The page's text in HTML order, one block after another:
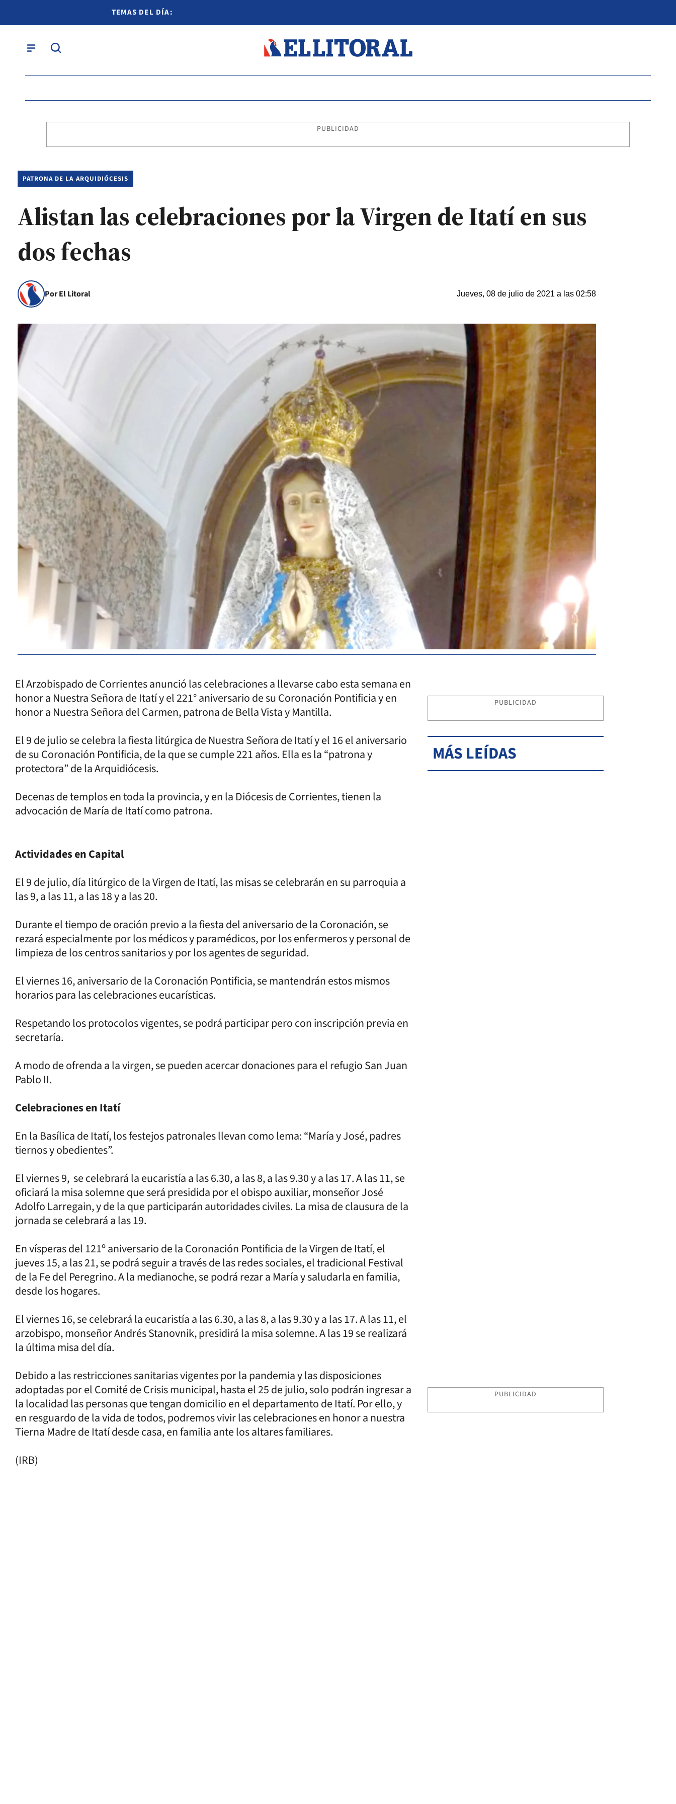
TEMAS DEL DÍA:
PUBLICIDAD
PATRONA DE LA ARQUIDIÓCESIS
Alistan las celebraciones por la Virgen de Itatí en sus
dos fechas
Por El Litoral Jueves, 08 de julio de 2021 a las 02:58
El Arzobispado de Corrientes anunció las celebraciones a llevarse cabo esta semana en
honor a Nuestra Señora de Itatí y el 221° aniversario de su Coronación Pontificia y en
honor a Nuestra Señora del Carmen, patrona de Bella Vista y Mantilla.
El 9 de julio se celebra la fiesta litúrgica de Nuestra Señora de Itatí y el 16 el aniversario
de su Coronación Pontificia, de la que se cumple 221 años. Ella es la “patrona y
protectora” de la Arquidiócesis.
Decenas de templos en toda la provincia, y en la Diócesis de Corrientes, tienen la
advocación de María de Itatí como patrona.
Actividades en Capital
El 9 de julio, día litúrgico de la Virgen de Itatí, las misas se celebrarán en su parroquia a
las 9, a las 11, a las 18 y a las 20.
Durante el tiempo de oración previo a la fiesta del aniversario de la Coronación, se
rezará especialmente por los médicos y paramédicos, por los enfermeros y personal de
limpieza de los centros sanitarios y por los agentes de seguridad.
El viernes 16, aniversario de la Coronación Pontificia, se mantendrán estos mismos
horarios para las celebraciones eucarísticas.
Respetando los protocolos vigentes, se podrá participar pero con inscripción previa en
secretaría.
A modo de ofrenda a la virgen, se pueden acercar donaciones para el refugio San Juan
Pablo II.
Celebraciones en Itatí
En la Basílica de Itatí, los festejos patronales llevan como lema: “María y José, padres
tiernos y obedientes”.
El viernes 9, se celebrará la eucaristía a las 6.30, a las 8, a las 9.30 y a las 17. A las 11, se
oficiará la misa solemne que será presidida por el obispo auxiliar, monseñor José
Adolfo Larregain, y de la que participarán autoridades civiles. La misa de clausura de la
jornada se celebrará a las 19.
En vísperas del 121º aniversario de la Coronación Pontificia de la Virgen de Itatí, el
jueves 15, a las 21, se podrá seguir a través de las redes sociales, el tradicional Festival
de la Fe del Peregrino. A la medianoche, se podrá rezar a María y saludarla en familia,
desde los hogares.
El viernes 16, se celebrará la eucaristía a las 6.30, a las 8, a las 9.30 y a las 17. A las 11, el
arzobispo, monseñor Andrés Stanovnik, presidirá la misa solemne. A las 19 se realizará
la última misa del día.
Debido a las restricciones sanitarias vigentes por la pandemia y las disposiciones
adoptadas por el Comité de Crisis municipal, hasta el 25 de julio, solo podrán ingresar a
la localidad las personas que tengan domicilio en el departamento de Itatí. Por ello, y
en resguardo de la vida de todos, podremos vivir las celebraciones en honor a nuestra
Tierna Madre de Itatí desde casa, en familia ante los altares familiares.
(IRB)
PUBLICIDAD
MÁS LEÍDAS
PUBLICIDAD